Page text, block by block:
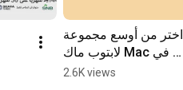
اختر من أوسع مجموعة
لابتوب ماك Mac في
المملكة .. مع خصم 5%
2.6K views